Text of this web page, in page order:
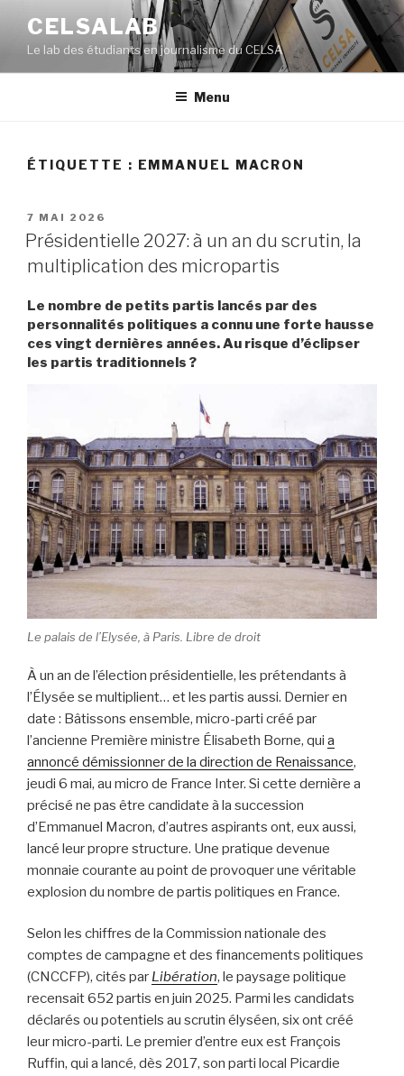
contenu
principal
CELSALAB
Le lab des étudiants en journalisme du CELSA
Menu
ÉTIQUETTE : EMMANUEL MACRON
PUBLIÉ
LE
7 MAI 2026
Présidentielle 2027: à un an du scrutin, la
multiplication des micropartis
Le nombre de petits partis lancés par des
personnalités politiques a connu une forte hausse
ces vingt dernières années. Au risque d’éclipser
les partis traditionnels ?
Le palais de l’Elysée, à Paris. Libre de droit
À un an de l’élection présidentielle, les prétendants à
l’Élysée se multiplient… et les partis aussi. Dernier en
date : Bâtissons ensemble, micro-parti créé par
l’ancienne Première ministre Élisabeth Borne, qui a
annoncé démissionner de la direction de Renaissance,
jeudi 6 mai, au micro de France Inter. Si cette dernière a
précisé ne pas être candidate à la succession
d’Emmanuel Macron, d’autres aspirants ont, eux aussi,
lancé leur propre structure. Une pratique devenue
monnaie courante au point de provoquer une véritable
explosion du nombre de partis politiques en France.
Selon les chiffres de la Commission nationale des
comptes de campagne et des financements politiques
(CNCCFP), cités par Libération, le paysage politique
recensait 652 partis en juin 2025. Parmi les candidats
déclarés ou potentiels au scrutin élyséen, six ont créé
leur micro-parti. Le premier d’entre eux est François
Ruffin, qui a lancé, dès 2017, son parti local Picardie